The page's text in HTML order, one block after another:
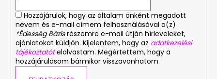
Hozzájárulok, hogy az általam önként megadott
nevem és e-mail címem felhasználásával a(z)
*Édesség Bázisrészemre e-mail útján hírleveleket,
ajánlatokat küldjön. Kijelentem, hogy az adatkezelési
tájékoztatót elolvastam. Megértettem, hogy a
hozzájárulásom bármikor visszavonhatom.